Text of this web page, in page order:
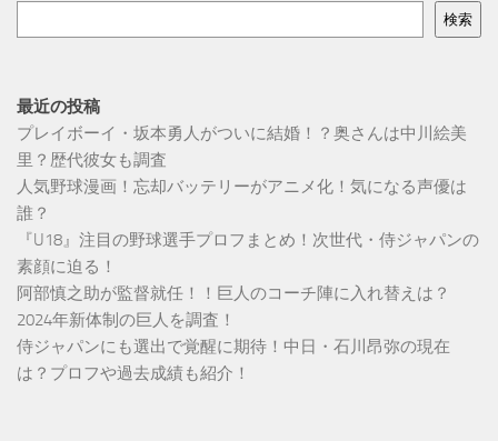
検索
最近の投稿
プレイボーイ・坂本勇人がついに結婚！？奥さんは中川絵美
里？歴代彼女も調査
人気野球漫画！忘却バッテリーがアニメ化！気になる声優は
誰？
『U18』注目の野球選手プロフまとめ！次世代・侍ジャパンの
素顔に迫る！
阿部慎之助が監督就任！！巨人のコーチ陣に入れ替えは？
2024年新体制の巨人を調査！
侍ジャパンにも選出で覚醒に期待！中日・石川昂弥の現在
は？プロフや過去成績も紹介！